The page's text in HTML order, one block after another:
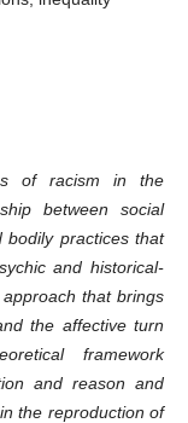
of racism in the
between social
bodily practices that
and historical-
that brings
the affective turn
framework
and reason and
the reproduction of